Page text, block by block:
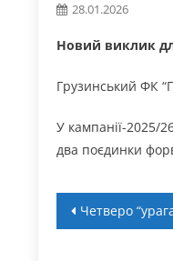
28.01.2026
Новий виклик
Грузинський ФК
У кампанії-2025/
два поєдинки
Четверо “ураганівців” викликані до лав